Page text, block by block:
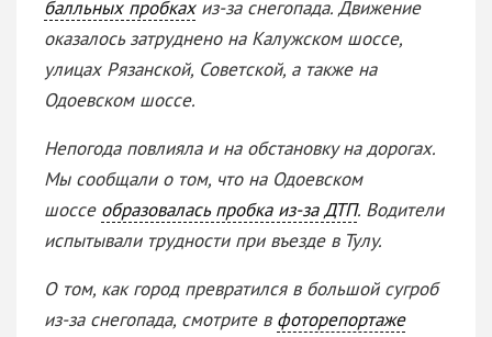
балльных пробкахиз-за снегопада. Движение
оказалось затруднено на Калужском шоссе,
улицах Рязанской, Советской, а также на
Одоевском шоссе.
Непогода повлияла и на обстановку на дорогах.
Мы сообщали о том, что на Одоевском
шоссе образовалась пробка из-за ДТП. Водители
испытывали трудности при въезде в Тулу.
О том, как город превратился в большой сугроб
из-за снегопада, смотрите в фоторепортаже